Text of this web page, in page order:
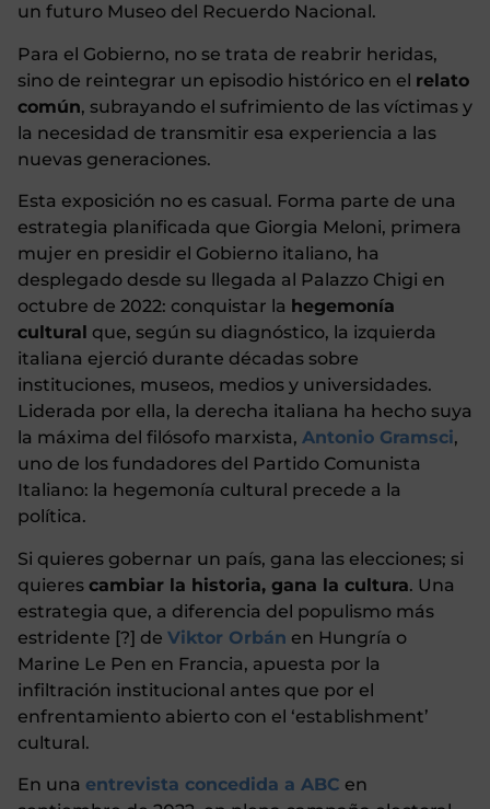
un futuro Museo del Recuerdo Nacional.
Para el Gobierno, no se trata de reabrir heridas,
sino de reintegrar un episodio histórico en el relato
común, subrayando el sufrimiento de las víctimas y
la necesidad de transmitir esa experiencia a las
nuevas generaciones.
Esta exposición no es casual. Forma parte de una
estrategia planificada que Giorgia Meloni, primera
mujer en presidir el Gobierno italiano, ha
desplegado desde su llegada al Palazzo Chigi en
octubre de 2022: conquistar la hegemonía
cultural que, según su diagnóstico, la izquierda
italiana ejerció durante décadas sobre
instituciones, museos, medios y universidades.
Liderada por ella, la derecha italiana ha hecho suya
la máxima del filósofo marxista, Antonio Gramsci,
uno de los fundadores del Partido Comunista
Italiano: la hegemonía cultural precede a la
política.
Si quieres gobernar un país, gana las elecciones; si
quieres cambiar la historia, gana la cultura. Una
estrategia que, a diferencia del populismo más
estridente [?] de Viktor Orbán en Hungría o
Marine Le Pen en Francia, apuesta por la
infiltración institucional antes que por el
enfrentamiento abierto con el ‘establishment’
cultural.
En una entrevista concedida a ABC en